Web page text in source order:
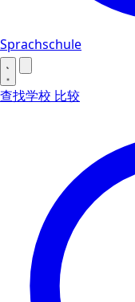
Sprachschule
查找学校 比较